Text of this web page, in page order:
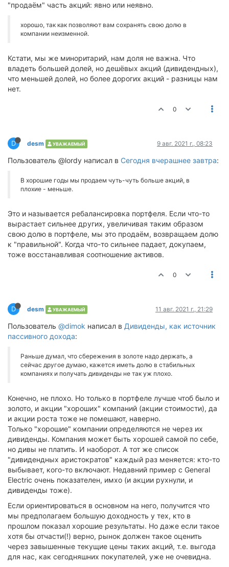
"продаём" часть акций: явно или неявно.
хорошо, так как позволяют вам сохранять свою долю в
компании неизменной.
Кстати, мы же миноритарий, нам доля не важна. Что
владеть большей долей, но дешёвых акций (дивидендных),
что меньшей долей, но более дорогих акций - разницы нам
нет.
0
D desm УВАЖАЕМЫЙ 9 авг. 2021 г., 08:23
Пользователь @lordy написал в Сегодня вчерашнее завтра:
В хорошие годы мы продаем чуть-чуть больше акций, в
плохие - меньше.
Это и называется ребалансировка портфеля. Если что-то
вырастает сильнее других, увеличивая таким образом
свою долю в портфеле, мы это продаём, возвращаем долю
к "правильной". Когда что-то сильнее падает, докупаем,
тоже восстанавливая соотношение активов.
0
D desm УВАЖАЕМЫЙ 11 авг. 2021 г., 21:29
Пользователь @dimok написал в Дивиденды, как источник
пассивного дохода:
Раньше думал, что сбережения в золоте надо держать, а
сейчас другое думаю, кажется иметь долю в стабильных
компаниях и получать дивиденды не так уж плохо.
Конечно, не плохо. Но только в портфеле лучше чтоб было и
золото, и акции "хороших" компаний (акции стоимости), да
и акции роста тоже не помешают, наверно.
Только "хорошие" компании определяются не через их
дивиденды. Компания может быть хорошей самой по себе,
но дивы не платить. И наоборот. А тот же список
"дивидендных аристократов" каждый раз меняется: кто-то
выбывает, кого-то включают. Недавний пример с General
Electric очень показателен, имхо (и акции рухнули, и
дивиденды тоже).
Если ориентироваться в основном на него, получится что
мы предполагаем большую доходность у тех, кто в
прошлом показал хорошие результаты. Но даже если такое
хотя бы отчасти(!) верно, рынок должен такое оценить
через завышенные текущие цены таких акций, т.е. выгода
для нас, как сегодняшних покупателей, уже не очевидна.